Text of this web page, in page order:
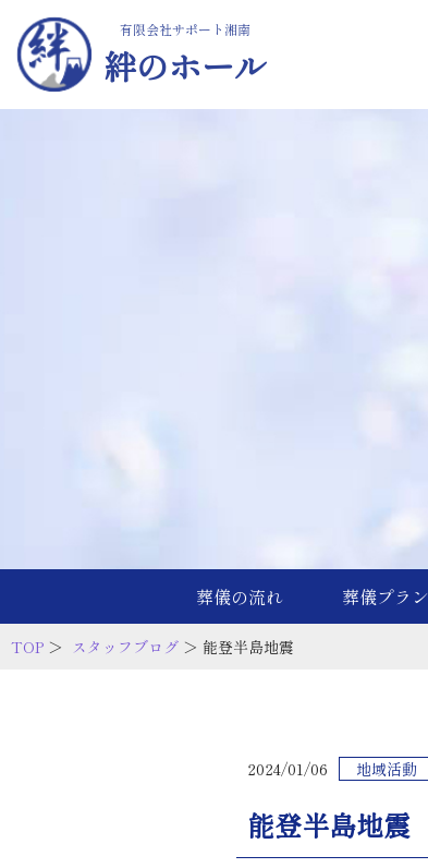
有限会社サポート湘南
絆のホール
葬儀の流れ 葬儀プラン
TOP ＞ スタッフブログ ＞ 能登半島地震
2024/01/06 地域活動
能登半島地震